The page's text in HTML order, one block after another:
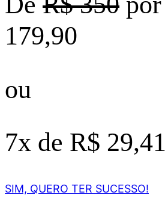
179,90
ou
7x de R$ 29,41
SIM, QUERO TER SUCESSO!